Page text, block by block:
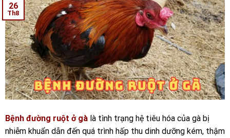
26
Th8
Bệnh đường ruột ở gà là tình trạng hệ tiêu hóa của gà bị
nhiễm khuẩn dẫn đến quá trình hấp thu dinh dưỡng kém, thậm